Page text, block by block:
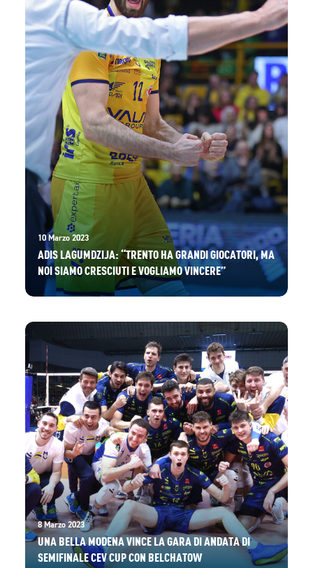
10 Marzo 2023
ADIS LAGUMDZIJA: “TRENTO HA GRANDI GIOCATORI, MA
NOI SIAMO CRESCIUTI E VOGLIAMO VINCERE”
8 Marzo 2023
UNA BELLA MODENA VINCE LA GARA DI ANDATA DI
SEMIFINALE CEV CUP CON BELCHATOW